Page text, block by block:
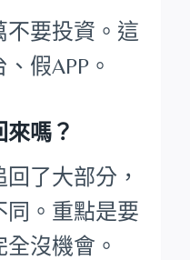
不要投資。這
假APP。
嗎？
了大部分，
同。重點是要
沒機會。